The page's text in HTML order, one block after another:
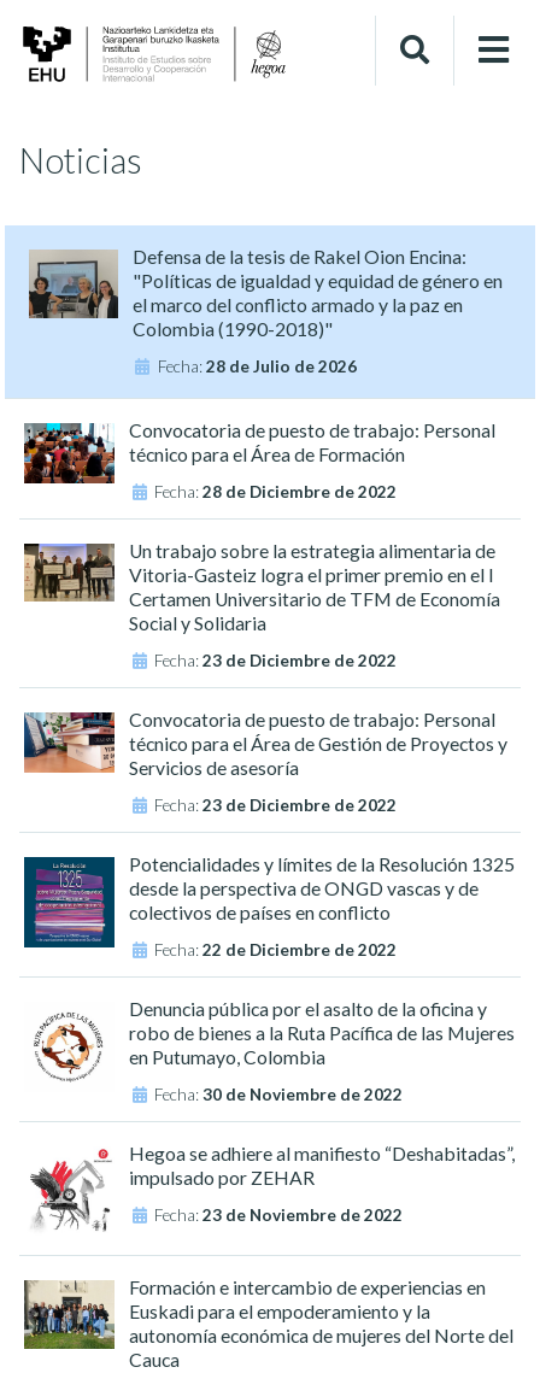
Noticias
Defensa de la tesis de Rakel Oion Encina:
"Políticas de igualdad y equidad de género en
el marco del conflicto armado y la paz en
Colombia (1990-2018)"
Fecha:28 de Julio de 2026
Convocatoria de puesto de trabajo: Personal
técnico para el Área de Formación
Fecha:28 de Diciembre de 2022
Un trabajo sobre la estrategia alimentaria de
Vitoria-Gasteiz logra el primer premio en el I
Certamen Universitario de TFM de Economía
Social y Solidaria
Fecha:23 de Diciembre de 2022
Convocatoria de puesto de trabajo: Personal
técnico para el Área de Gestión de Proyectos y
Servicios de asesoría
Fecha:23 de Diciembre de 2022
Potencialidades y límites de la Resolución 1325
desde la perspectiva de ONGD vascas y de
colectivos de países en conflicto
Fecha:22 de Diciembre de 2022
Denuncia pública por el asalto de la oficina y
robo de bienes a la Ruta Pacífica de las Mujeres
en Putumayo, Colombia
Fecha:30 de Noviembre de 2022
Hegoa se adhiere al manifiesto “Deshabitadas”,
impulsado por ZEHAR
Fecha:23 de Noviembre de 2022
Formación e intercambio de experiencias en
Euskadi para el empoderamiento y la
autonomía económica de mujeres del Norte del
Cauca